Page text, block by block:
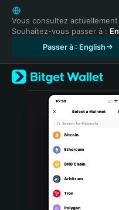
English
日本語
Tiếng Việt
Español (Latinoamérica)
Türkçe
Italiano
Português (Portugal)
Bahasa Indonesia
Vous consultez
Souhaitez-vous passer à :
Passer à : English